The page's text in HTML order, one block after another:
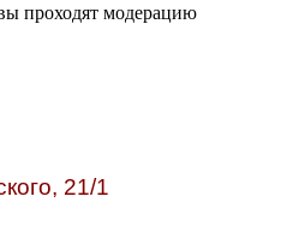
проходят модерацию
21/1